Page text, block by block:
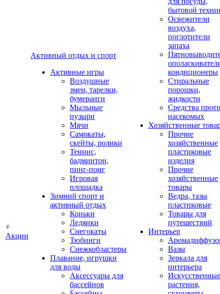
Акции
Активный отдых и спорт
Активные игры
Воздушные
змеи, тарелки,
бумеранги
Мыльные
пузыри
Мячи
Самокаты,
скейты, ролики
Теннис,
бадминтон,
пинг-понг
Игровая
площадка
Зимний спорт и
активный отдых
Коньки
Ледянки
Снегокаты
Тюбинги
Снежкобластеры
Плавание, игрушки
для воды
Аксессуары для
бассейнов
бытовой
Освежители
воздуха,
поглотители
запаха
кондиционеры
Стиральные
порошки,
жидкости
Средства
насекомых
Хозяйственные
Прочие
хозяйственные
пластиковые
изделия
Прочие
хозяйственные
товары
Ведра, тазы
пластиковые
Товары для
путешествий
Интерьер
Вазы
Зеркала для
интерьера
Искусственные
растения,